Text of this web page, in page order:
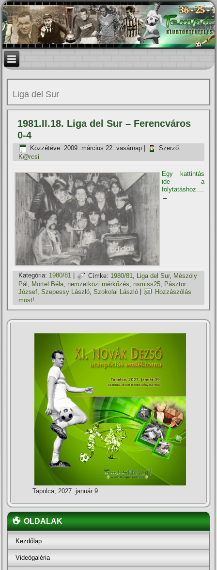
Liga del Sur
1981.II.18. Liga del Sur – Ferencváros
0-4
Közzétéve: 2009. március 22. vasárnap
Szerző:
K@rcsi
Egy kattintás
ide a
folytatáshoz....
→
Kategória: 1980/81 | Címke: 1980/81 Liga del Sur, Mészöly
Pál , Mörtel Béla, nemzetközi mérkőzés, nsmiss25, Pásztor
József ,Szepessy László ,Szokolai László
Hozzászólás
most!
Tapolca, 2027. január 9.
OLDALAK
Kezdőlap
Videógaléria